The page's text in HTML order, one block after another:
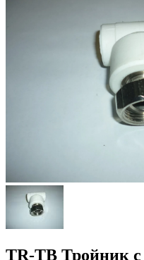
TR-TB Тройник